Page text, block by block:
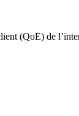
(QoE) de